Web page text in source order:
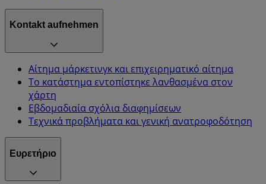
Kontakt aufnehmen
Αίτημα μάρκετινγκ και επιχειρηματικό αίτημα
Το κατάστημα εντοπίστηκε λανθασμένα στον
χάρτη
Εβδομαδιαία σχόλια διαφημίσεων
Τεχνικά προβλήματα και γενική ανατροφοδότηση
Ευρετήριο